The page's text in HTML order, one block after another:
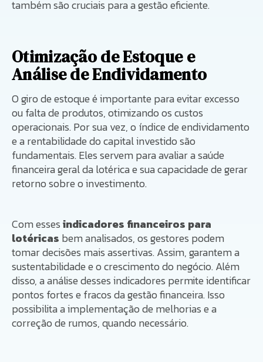
também são cruciais para a gestão eficiente.
Otimização de Estoque e
Análise de Endividamento
O giro de estoque é importante para evitar excesso
ou falta de produtos, otimizando os custos
operacionais. Por sua vez, o índice de endividamento
e a rentabilidade do capital investido são
fundamentais. Eles servem para avaliar a saúde
financeira geral da lotérica e sua capacidade de gerar
retorno sobre o investimento.
Com essesindicadores financeiros para
lotéricas bem analisados, os gestores podem
tomar decisões mais assertivas. Assim, garantem a
sustentabilidade e o crescimento do negócio. Além
disso, a análise desses indicadores permite identificar
pontos fortes e fracos da gestão financeira. Isso
possibilita a implementação de melhorias e a
correção de rumos, quando necessário.